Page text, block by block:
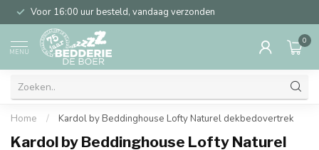
Voor 16:00 uur besteld, vandaag verzonden
MENU
0
Home / Kardol by Beddinghouse Lofty Naturel dekbedovertrek
Kardol by Beddinghouse Lofty Naturel